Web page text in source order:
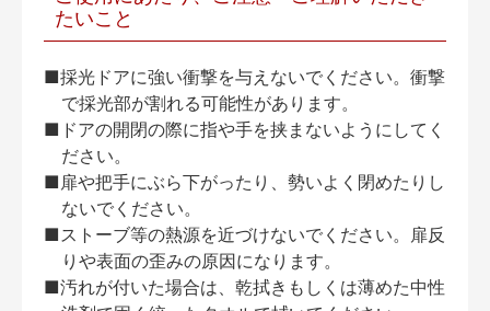
たいこと
■採光ドアに強い衝撃を与えないでください。衝撃
で採光部が割れる可能性があります。
■ドアの開閉の際に指や手を挟まないようにしてく
ださい。
■扉や把手にぶら下がったり、勢いよく閉めたりし
ないでください。
■ストーブ等の熱源を近づけないでください。扉反
りや表面の歪みの原因になります。
■汚れが付いた場合は、乾拭きもしくは薄めた中性